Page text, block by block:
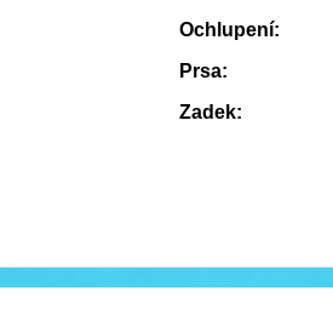
Ochlupení:
Prsa:
Zadek: